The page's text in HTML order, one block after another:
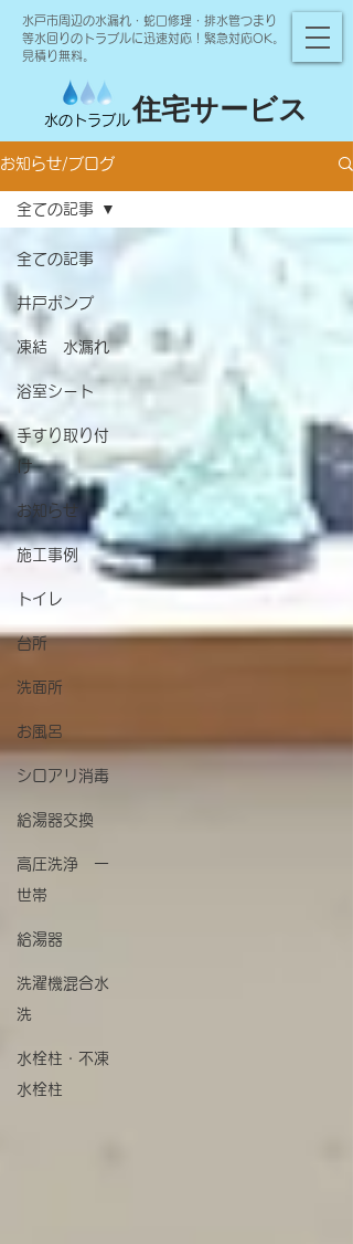
水戸市周辺の水漏れ・蛇口修理・排水管つまり
等水回りのトラブルに迅速対応！緊急対応OK。
見積り無料。
水のトラブル住宅サービス
お知らせ/ブログ
全ての記事
井戸ポンプ
凍結 水漏れ
浴室シート
手すり取り付
け
お知らせ
施工事例
トイレ
台所
洗面所
お風呂
シロアリ消毒
給湯器交換
高圧洗浄 一
世帯
給湯器
洗濯機混合水
洗
水栓柱・不凍
水栓柱
全ての記事